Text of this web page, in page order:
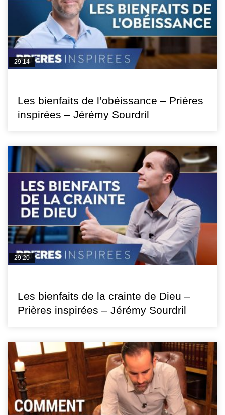
29:14
Les bienfaits de l’obéissance – Prières
inspirées – Jérémy Sourdril
29:20
Les bienfaits de la crainte de Dieu –
Prières inspirées – Jérémy Sourdril